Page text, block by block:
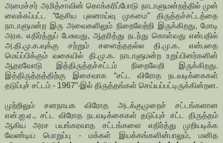
அமைச்சர் அமித்சாவின் கொக்கரிப்போடு நாடாளுமன்றத்தில் முன்
வைக்கப்பட்ட “தேசிய புலனாய்வு முகமை” திருத்தச்சட்டத்தை
நாடாளுமன்ற இரு அவைகளிலும் நிறைவேற்றி இருக்கிறது, மோடி
அரசு. எதிர்த்துப் பேசுவது, ஆதரித்து நடந்து கொள்வது என்பதில்
அ.தி.மு.க.வுக்கு சற்றும் சளைத்ததல்ல தி.மு.க. என்பதை
மெய்ப்பிக்கும் வகையில் தி.மு.க. நாடாளுமன்ற உறுப்பினர்களின்
ஆதரவோடு இத்திருத்தச்சட்டம் நிறைவேறி இருக்கிறது.
இத்திருத்தத்திற்கு இசைவாக “சட்ட விரோத நடவடிக்கைகள்
தடுப்புச் சட்டம் - 1967”-இல் திருத்தங்கள் செய்யப்பட்டிருக்கின்றன.
முற்றிலும் சனநாயக விரோத அடக்குமுறைச் சட்டங்களான
என்.ஐ.ஏ., சட்ட விரோத நடவடிக்கைகள் தடுப்புச் சட்ட திருத்தம்
ஆகிய அரச பயங்கரவாத சட்டங்களை எதிர்த்து முறியடிக்க
வேண்டிய பொறுப்பு - மக்கள் இயக்கங்களின்பாலும், மனித